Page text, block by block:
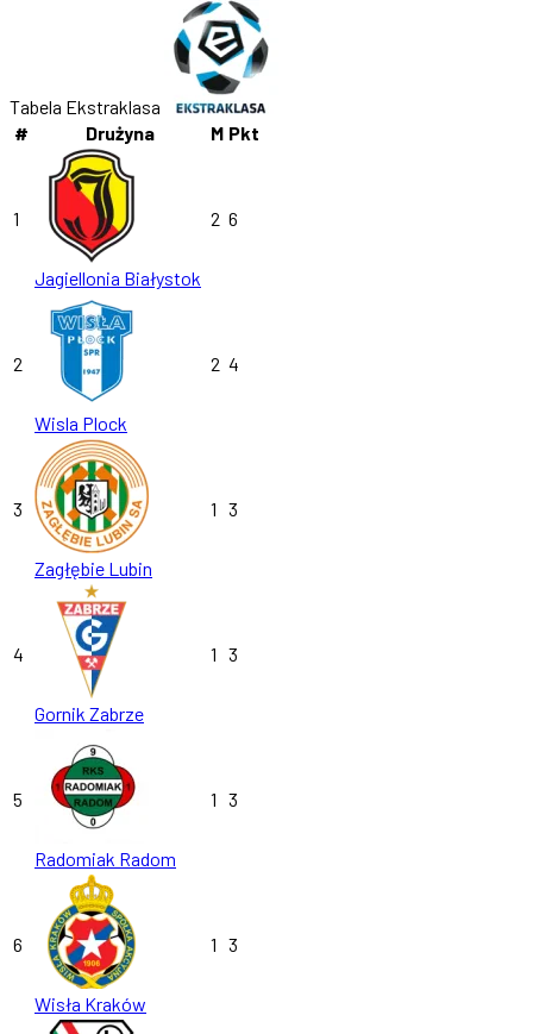
Tabela Ekstraklasa
#
Drużyna M Pkt
1
Jagiellonia Białystok
2 6
2
Wisla Plock
2 4
3
Zagłębie Lubin
1 3
4
Gornik Zabrze
1 3
5
Radomiak Radom
1 3
6
Wisła Kraków
1 3